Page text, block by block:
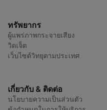
ทรัพยากร
ผู้แพร่ภาพกระจายเสียง
วิดเจ็ต
เว็บไซต์วิทยุตามประเทศ
เกี่ยวกับ & ติดต่อ
นโยบายความเป็นส่วนตัว